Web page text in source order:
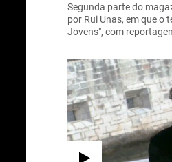
Segunda parte do
por Rui Unas, em que o
Jovens", com